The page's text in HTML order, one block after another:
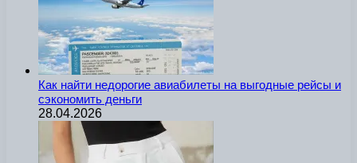
Как найти недорогие авиабилеты на выгодные рейсы и
сэкономить деньги
28.04.2026